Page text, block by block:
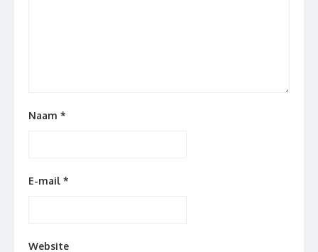
Naam *
E-mail *
Website